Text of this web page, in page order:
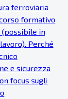
ferroviaria
formativo
in
Perché
e sicurezza
focus sugli